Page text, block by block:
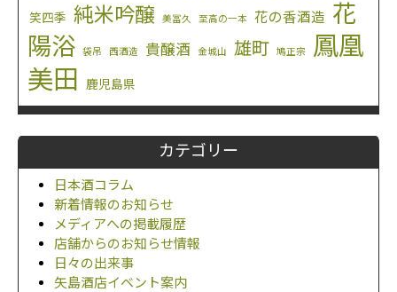
笑四季 純米吟醸 美冨久 至高の一本 花の香酒造 花
陽浴
袋吊 西酒造 貴醸酒 金城山 雄町 鳩正宗
鳳凰
美田
鹿児島県
カテゴリー
日本酒コラム
新着情報のお知らせ
メディアへの掲載履歴
店舗からのお知らせ情報
日々の出来事
矢島酒店イベント案内